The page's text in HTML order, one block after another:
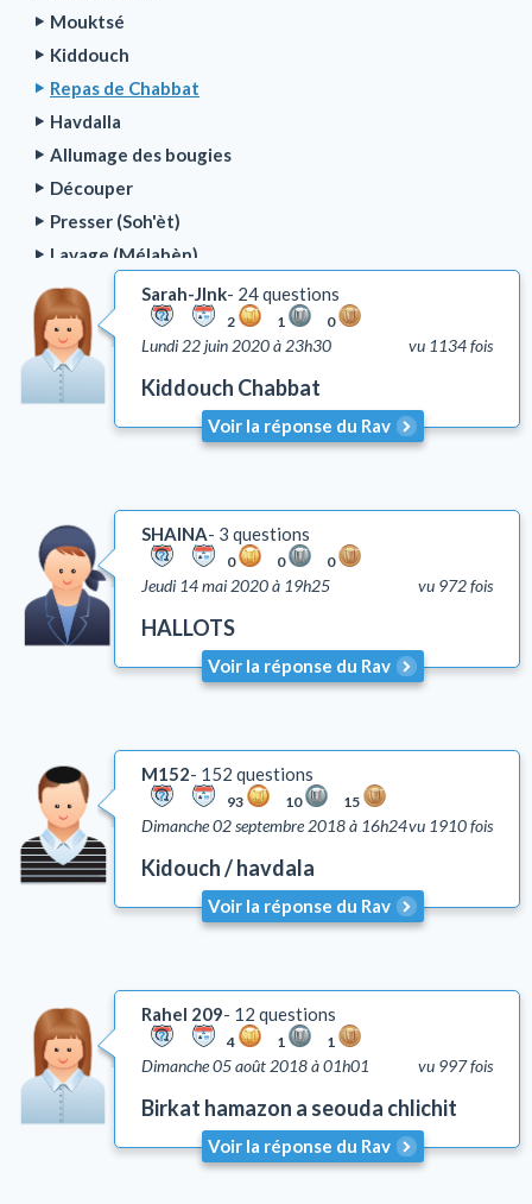
Mouktsé
Kiddouch
Repas de Chabbat
Havdalla
Allumage des bougies
Découper
Presser (Soh'èt)
Lavage (Mélabèn)
Construire (Bonné)
Nouer ou dénouer (Kocher et Matir).
Problèmes liés à l'électricité
Ecrire et effacer
Cacherout
Bénédictions
Rituel de la prière
Deuil
Talith et Téfilines
Mézouza
Emouna (foi en D.)
Chalom Baït
Education
Comportement
Honorer ses parents (Kiboud Av Vaèm)
Tsniout (lois de pudeur)
Yh'oud (l'isolement)
Questions liées aux problèmes d'argent
Coutumes
Autre
Lois et coutumes de la circoncision
Sarah-Jlnk 24 questions
2 1 0
vu 1134 fois
Lundi 22 juin 2020 à 23h30
Kiddouch Chabbat
Voir la réponse du Rav
SHAINA 3 questions
0 0 0
vu 972 fois
Jeudi 14 mai 2020 à 19h25
HALLOTS
Voir la réponse du Rav
M152 152 questions
93 10 15
vu 1910 fois
Dimanche 02 septembre 2018 à 16h24
Kidouch / havdala
Voir la réponse du Rav
Rahel 209 12 questions
4 1 1
vu 997 fois
Dimanche 05 août 2018 à 01h01
Birkat hamazon a seouda chlichit
Voir la réponse du Rav